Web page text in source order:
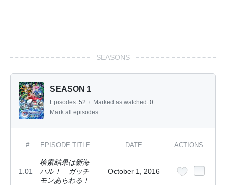
SEASONS
SEASON 1
Episodes: 52 / Marked as watched: 0
Mark all episodes
# EPISODE TITLE DATE ACTIONS
1.01
検索結果は新海
ハル！ ガッチ
モンあらわる！
October 1, 2016